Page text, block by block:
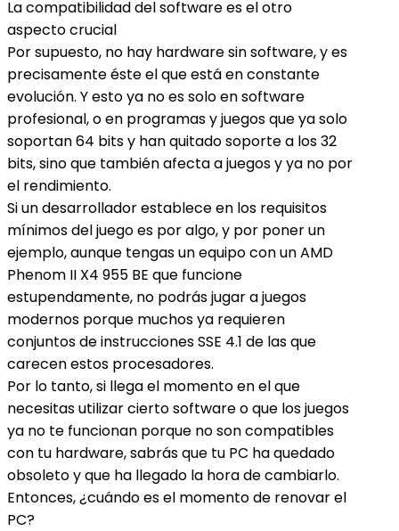
La compatibilidad del software es el otro
aspecto crucial
Por supuesto, no hay hardware sin software, y es
precisamente éste el que está en constante
evolución. Y esto ya no es solo en software
profesional, o en programas y juegos que ya solo
soportan 64 bits y han quitado soporte a los 32
bits, sino que también afecta a juegos y ya no por
el rendimiento.
Si un desarrollador establece en los requisitos
mínimos del juego es por algo, y por poner un
ejemplo, aunque tengas un equipo con un AMD
Phenom II X4 955 BE que funcione
estupendamente, no podrás jugar a juegos
modernos porque muchos ya requieren
conjuntos de instrucciones SSE 4.1 de las que
carecen estos procesadores.
Por lo tanto, si llega el momento en el que
necesitas utilizar cierto software o que los juegos
ya no te funcionan porque no son compatibles
con tu hardware, sabrás que tu PC ha quedado
obsoleto y que ha llegado la hora de cambiarlo.
Entonces, ¿cuándo es el momento de renovar el
PC?